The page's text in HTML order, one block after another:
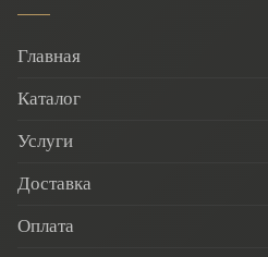
Главная
Каталог
Услуги
Доставка
Оплата